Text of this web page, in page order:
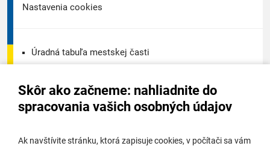
Skôr ako začneme: nahliadnite do
spracovania vašich osobných údajov
Ak navštívite stránku, ktorá zapisuje cookies, v počítači sa vám
Nastavenia cookies
Úradná tabuľa mestskej časti
Úradná tabuľa stavebného úradu